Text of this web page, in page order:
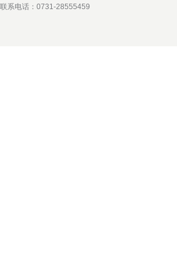
联系电话：0731-28555459